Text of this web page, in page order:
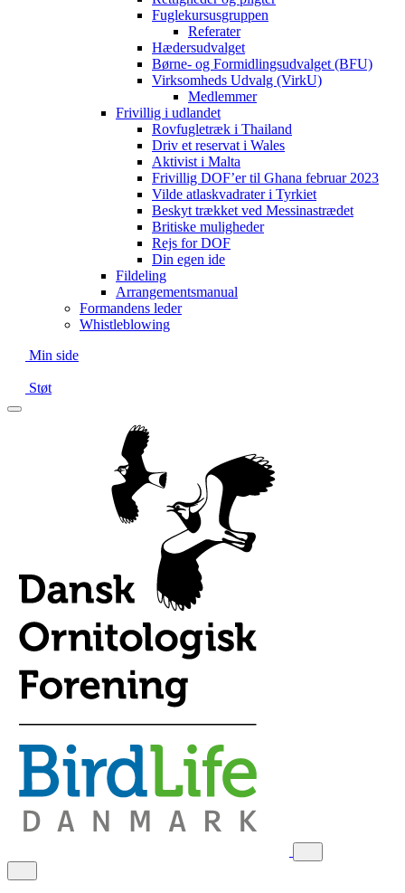
Fuglekursusgruppen
Referater
Hædersudvalget
Børne- og Formidlingsudvalget (BFU)
Virksomheds Udvalg (VirkU)
Medlemmer
Frivillig i udlandet
Rovfugletræk i Thailand
Driv et reservat i Wales
Aktivist i Malta
Frivillig DOF’er til Ghana februar 2023
Vilde atlaskvadrater i Tyrkiet
Beskyt trækket ved Messinastrædet
Britiske muligheder
Rejs for DOF
Din egen ide
Fildeling
Arrangementsmanual
Formandens leder
Whistleblowing
Min side
Støt